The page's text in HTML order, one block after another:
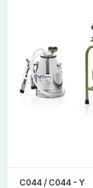
C044 / C044 - Y